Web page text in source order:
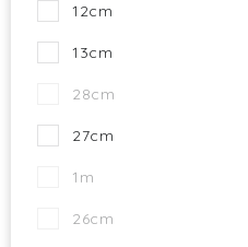
12cm
13cm
28cm
27cm
1m
26cm